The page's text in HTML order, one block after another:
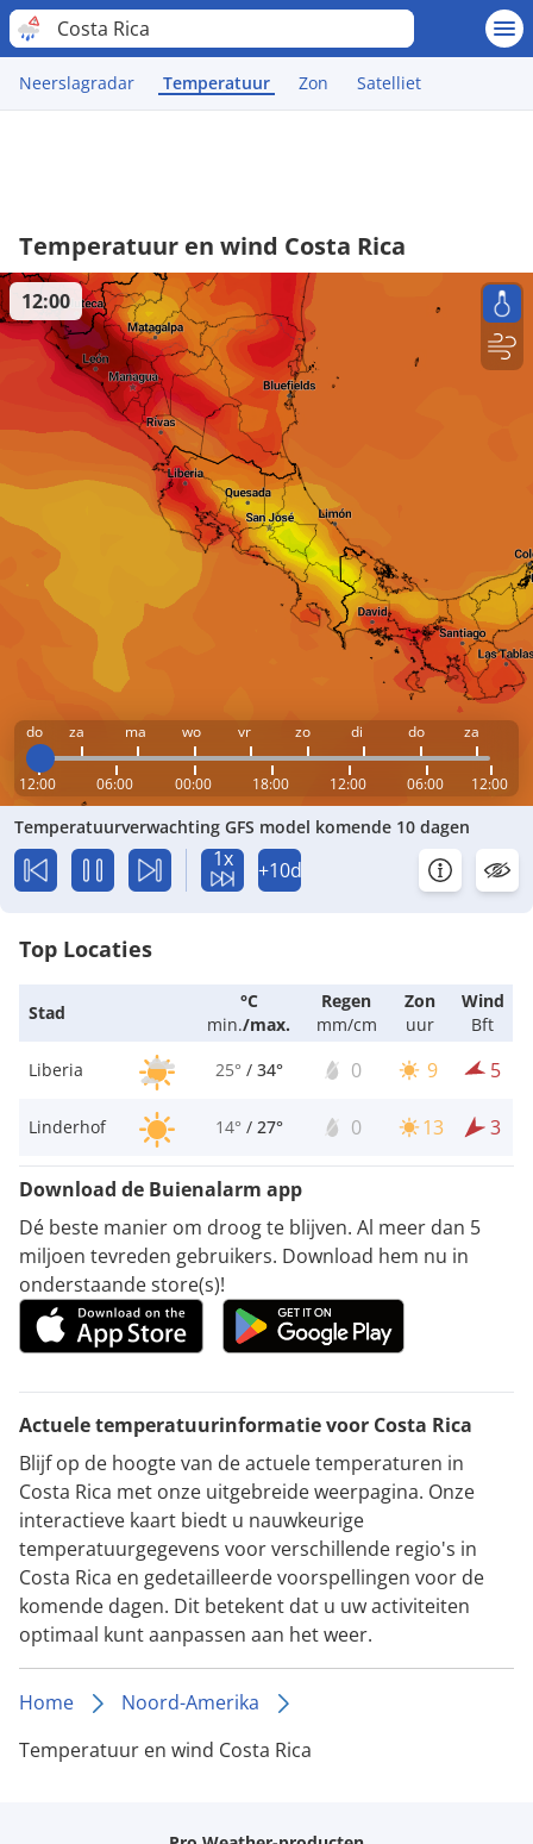
Costa Rica
Neerslagradar Temperatuur Zon Satelliet
Temperatuur en wind Costa Rica
do za ma wo vr zo di do za
12:00 06:00 00:00 18:00 12:00 06:00 12:00
12:00
Temperatuurverwachting GFS model komende 10 dagen
1x +10d
Top Locaties
Stad
°C
min./max.
Regen
mm/cm
Zon
uur
Wind
Bft
Liberia
25° / 34° 0 9 5
Linderhof 14° / 27° 0 13 3
Download de Buienalarm app
Dé beste manier om droog te blijven. Al meer dan 5
miljoen tevreden gebruikers. Download hem nu in
onderstaande store(s)!
Actuele temperatuurinformatie voor Costa Rica
Blijf op de hoogte van de actuele temperaturen in
Costa Rica met onze uitgebreide weerpagina. Onze
interactieve kaart biedt u nauwkeurige
temperatuurgegevens voor verschillende regio's in
Costa Rica en gedetailleerde voorspellingen voor de
komende dagen. Dit betekent dat u uw activiteiten
optimaal kunt aanpassen aan het weer.
Home
Noord-Amerika
Temperatuur en wind Costa Rica